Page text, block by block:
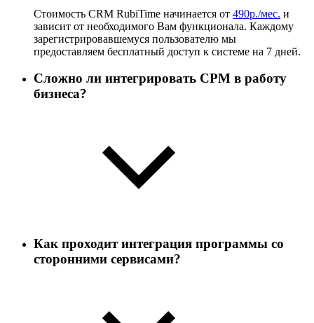
Стоимость CRM RubiTime начинается от 490р./мес. и
зависит от необходимого Вам функционала. Каждому
зарегистрировавшемуся пользователю мы
предоставляем бесплатный доступ к системе на 7 дней.
Сложно ли интегрировать СРМ в работу
бизнеса?
Как проходит интеграция программы со
сторонними сервисами?